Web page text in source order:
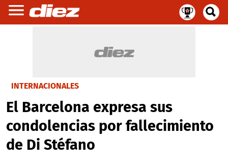
INTERNACIONALES
El Barcelona expresa sus
condolencias por fallecimiento
de Di Stéfano